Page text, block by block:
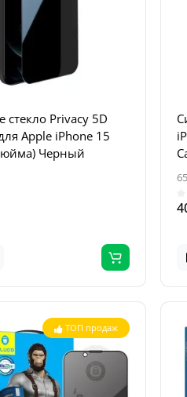
стекло Privacy 5D
Apple iPhone 15
Черный
ТОП продаж